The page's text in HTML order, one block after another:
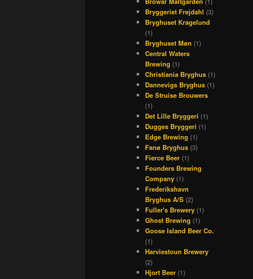
Bryggeriet Frejdahl (3)
Bryghuset Kragelund
(1)
Bryghuset Møn (1)
Central Waters
Brewing (1)
Christiania Bryghus (1)
Dannevigs Bryghus (1)
De Struise Brouwers
(1)
Det Lille Bryggeri (1)
Dugges Bryggeri (1)
Edge Brewing (1)
Fanø Bryghus (3)
Fierce Beer (1)
Founders Brewing
Company (1)
Frederikshavn
Bryghus A/S (2)
Fuller's Brewery (1)
Ghost Brewing (1)
Goose Island Beer Co.
(1)
Harviestoun Brewery
(2)
Hjort Beer (1)